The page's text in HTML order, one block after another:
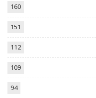
160
151
112
109
94